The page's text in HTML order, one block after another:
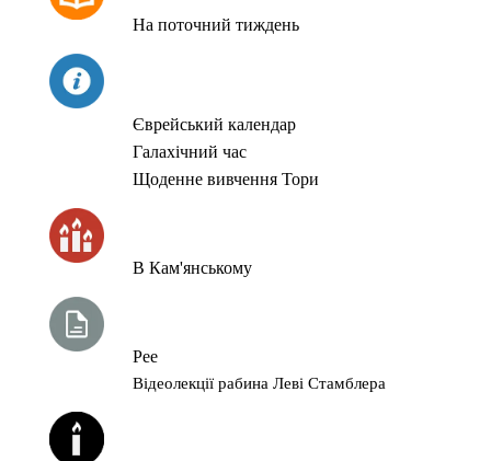
На поточний тиждень
Єврейський календар
Галахічний час
Щоденне вивчення Тори
В Кам'янському
Рее
Відеолекції рабина Леві Стамблера